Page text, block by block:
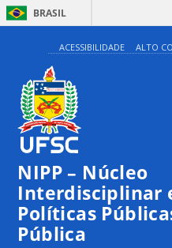
BRASIL
ACESSIBILIDADE ALTO
NIPP – Núcleo
Interdisciplinar
Políticas
Pública